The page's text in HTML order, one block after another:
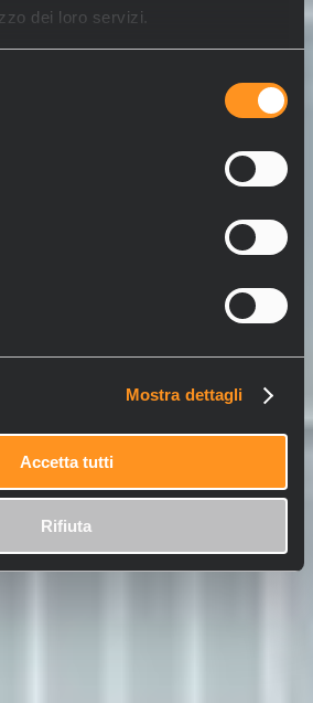
dei loro servizi.
Mostra dettagli
Accetta tutti
Rifiuta